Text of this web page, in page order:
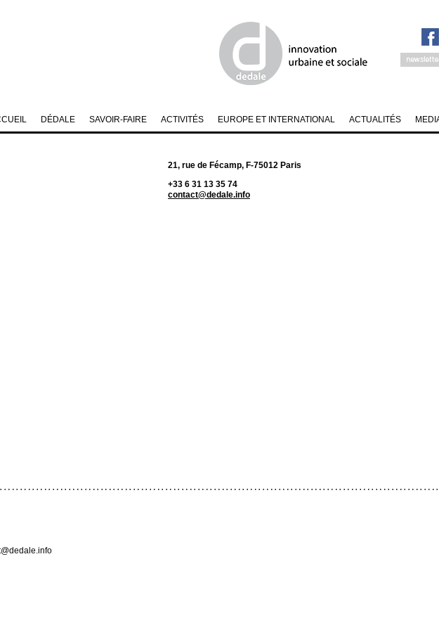
21, rue de Fécamp, F-75012 Paris
+33 6 31 13 35 74
contact@dedale.info
ACTUALITÉS
EUROPE ET INTERNATIONAL
ACTIVITÉS
SAVOIR-FAIRE
DÉDALE